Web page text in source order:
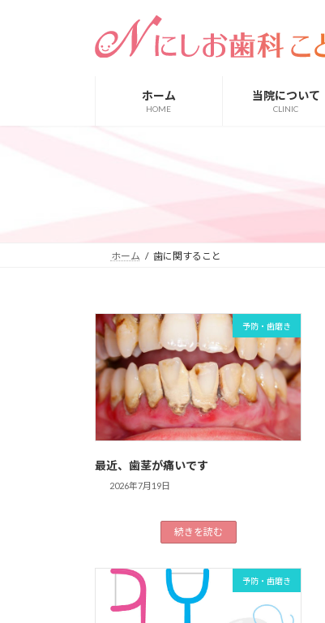
ホーム
HOME
当院について
CLINIC
ホーム 歯に関すること
予防・歯磨き
最近、歯茎が痛いです
2026年7月19日
続きを読む
予防・歯磨き